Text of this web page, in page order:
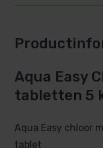
Aqua Easy
tabletten 5
Aqua Easy chloor
tablet